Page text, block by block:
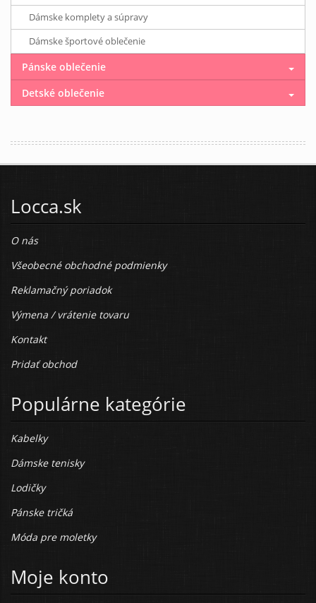
Dámske komplety a súpravy
Dámske športové oblečenie
Pánske oblečenie
Detské oblečenie
Locca.sk
O nás
Všeobecné obchodné podmienky
Reklamačný poriadok
Výmena / vrátenie tovaru
Kontakt
Pridať obchod
Populárne kategórie
Kabelky
Dámske tenisky
Lodičky
Pánske tričká
Móda pre moletky
Moje konto